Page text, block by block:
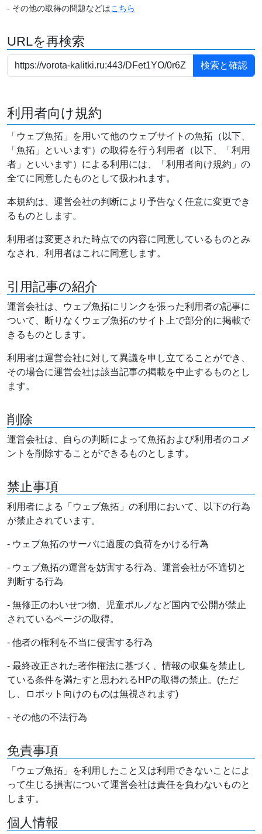
- その他の取得の問題などはこちら
URLを再検索
利用者向け規約
「ウェブ魚拓」を用いて他のウェブサイトの魚拓（以下、
「魚拓」といいます）の取得を行う利用者（以下、「利用
者」といいます）による利用には、「利用者向け規約」の
全てに同意したものとして扱われます。
本規約は、運営会社の判断により予告なく任意に変更でき
るものとします。
利用者は変更された時点での内容に同意しているものとみ
なされ、利用者はこれに同意します。
引用記事の紹介
運営会社は、ウェブ魚拓にリンクを張った利用者の記事に
ついて、断りなくウェブ魚拓のサイト上で部分的に掲載で
きるものとします。
利用者は運営会社に対して異議を申し立てることができ、
その場合に運営会社は該当記事の掲載を中止するものとし
ます。
削除
運営会社は、自らの判断によって魚拓および利用者のコメ
ントを削除することができるものとします。
禁止事項
利用者による「ウェブ魚拓」の利用において、以下の行為
が禁止されています。
- ウェブ魚拓のサーバに過度の負荷をかける行為
- ウェブ魚拓の運営を妨害する行為、運営会社が不適切と
判断する行為
- 無修正のわいせつ物、児童ポルノなど国内で公開が禁止
されているページの取得。
- 他者の権利を不当に侵害する行為
- 最終改正された著作権法に基づく、情報の収集を禁止し
ている条件を満たすと思われるHPの取得の禁止。(ただ
し、ロボット向けのものは無視されます)
- その他の不法行為
免責事項
「ウェブ魚拓」を利用したこと又は利用できないことによ
って生じる損害について運営会社は責任を負わないものと
します。
個人情報